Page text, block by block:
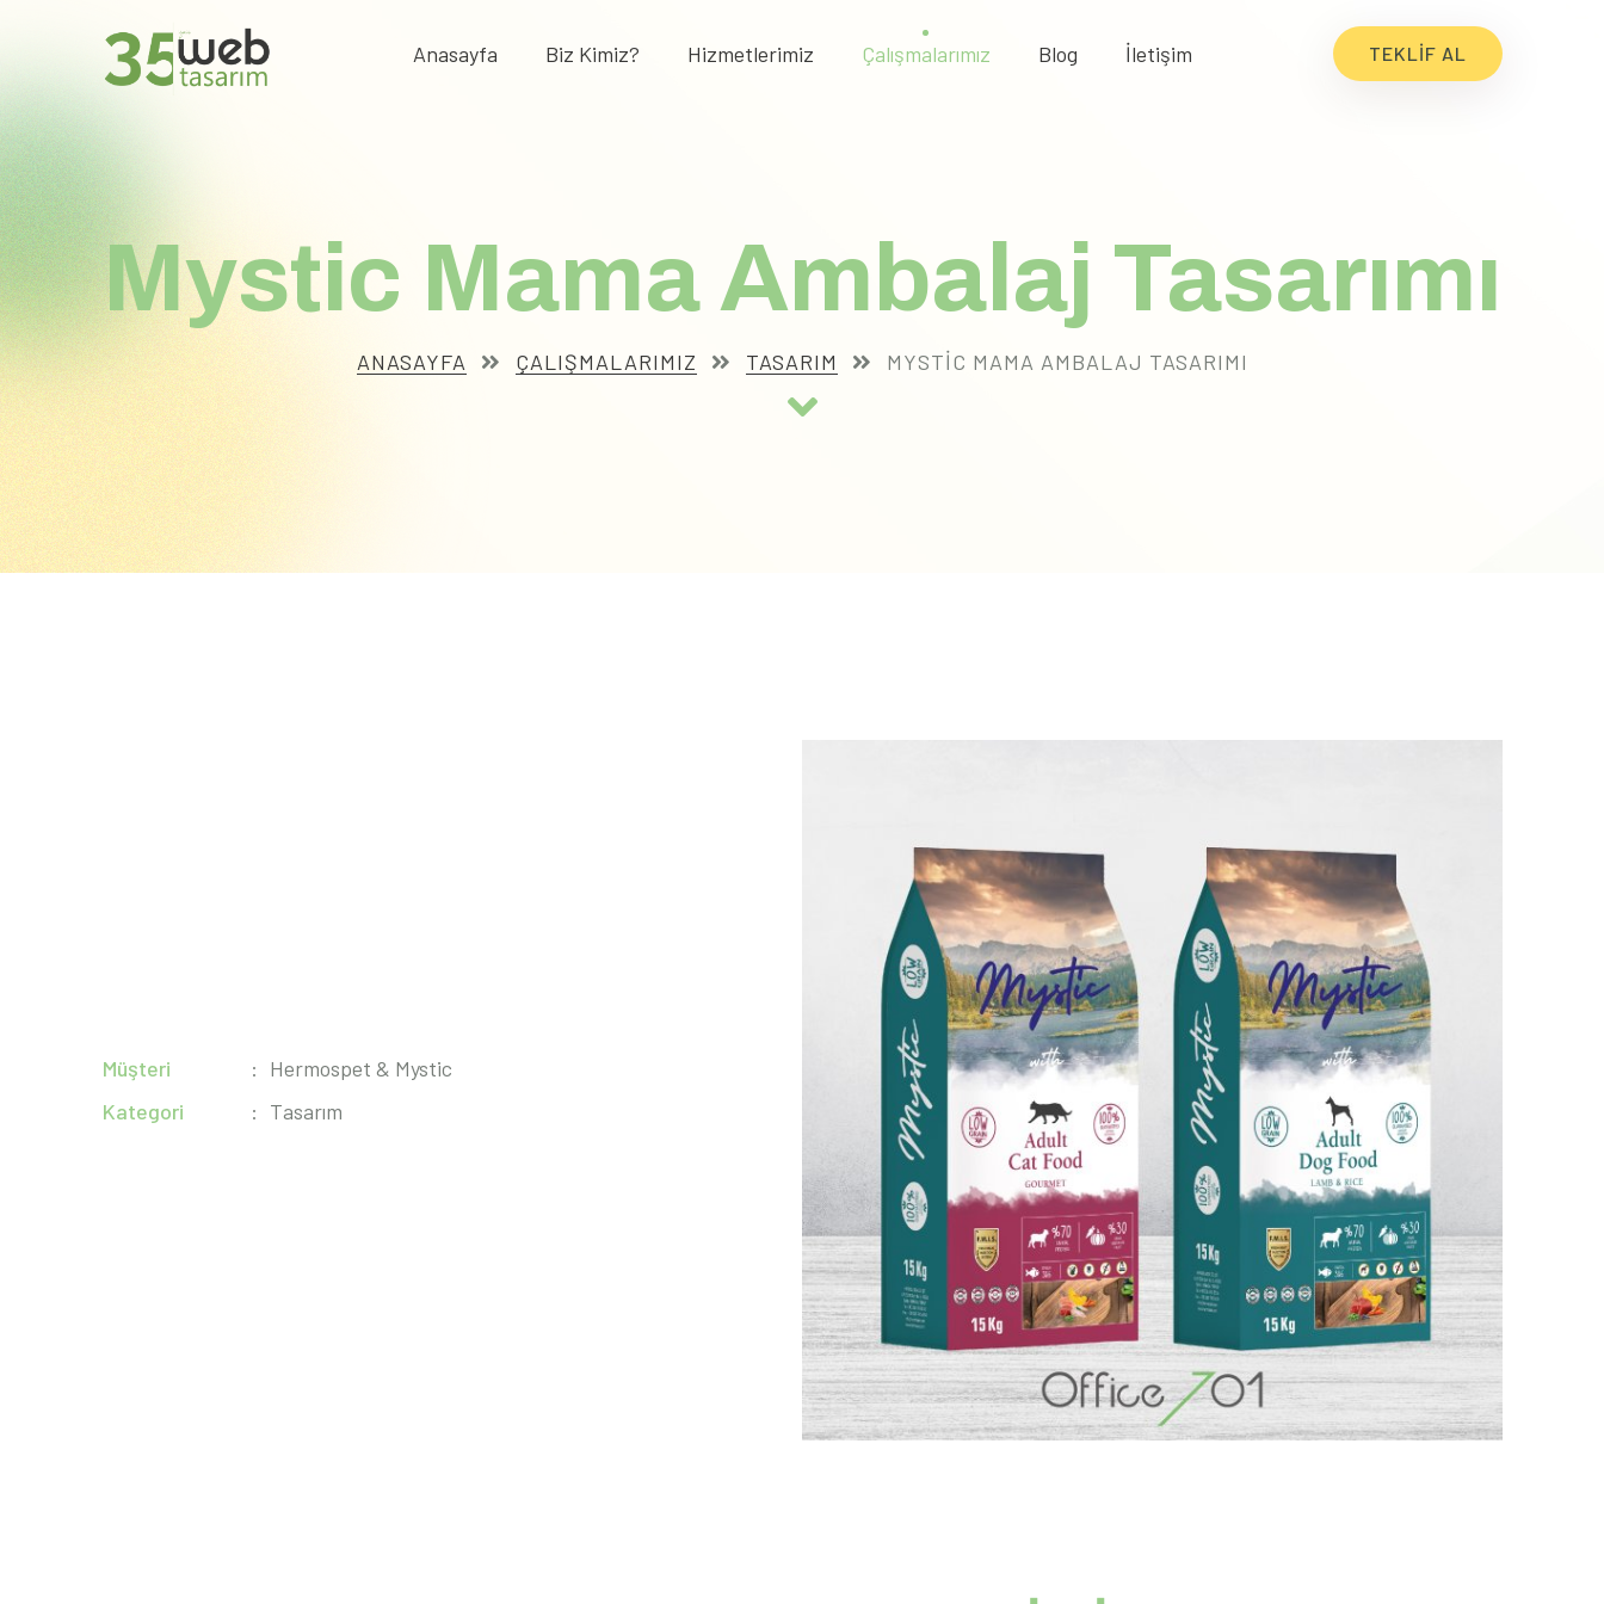
Anasayfa Biz Kimiz? Hizmetlerimiz Çalışmalarımız Blog İletişim TEKLIF AL
Mystic Mama Ambalaj Tasarımı
ANASAYFA ÇALIŞMALARIMIZ TASARIM MYSTIC MAMA AMBALAJ TASARIMI
Müşteri
Hermospet & Mystic
Kategori
Tasarım